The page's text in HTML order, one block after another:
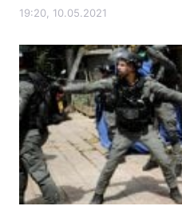
19:20, 10.05.2021